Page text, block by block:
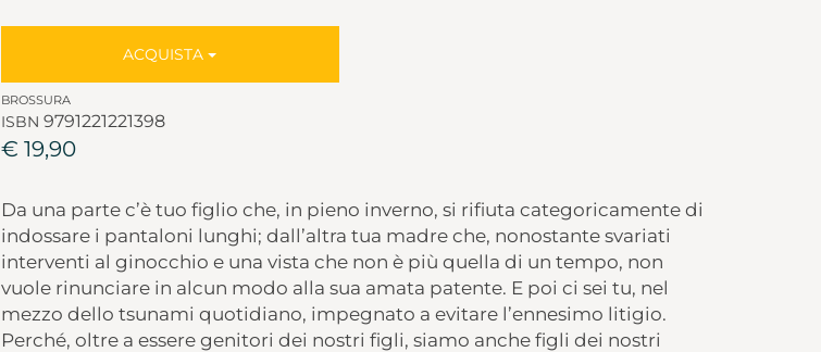
ACQUISTA
BROSSURA
ISBN 9791221221398
€ 19,90
Da una parte c’è tuo figlio che, in pieno inverno, si rifiuta categoricamente di
indossare i pantaloni lunghi; dall’altra tua madre che, nonostante svariati
interventi al ginocchio e una vista che non è più quella di un tempo, non
vuole rinunciare in alcun modo alla sua amata patente. E poi ci sei tu, nel
mezzo dello tsunami quotidiano, impegnato a evitare l’ennesimo litigio.
Perché, oltre a essere genitori dei nostri figli, siamo anche figli dei nostri